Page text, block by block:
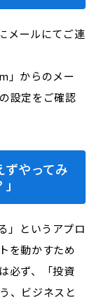
メールにてご連
」からのメー
設定をご確認
ずやってみ
」というアプロ
を動かすため
必ず、「投資
、ビジネスと